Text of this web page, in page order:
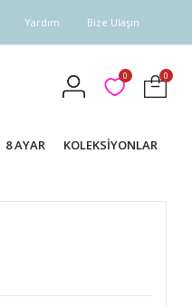
Yardım Bize Ulaşın
0 0
8 AYAR KOLEKSİYONLAR